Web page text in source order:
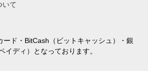
いて
ード・BitCash（ビットキャッシュ）・銀
イディ）となっております。